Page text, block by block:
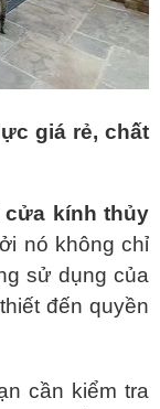
giá rẻ, chất
cửa kính thủy
nó không chỉ
sử dụng của
đến quyền
cần kiểm tra